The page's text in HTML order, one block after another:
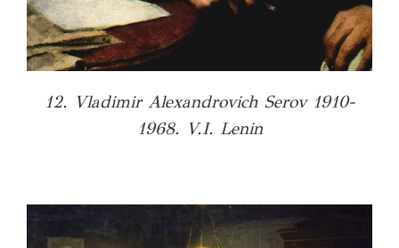
12. Vladimir Alexandrovich Serov 1910-
1968. V.I. Lenin